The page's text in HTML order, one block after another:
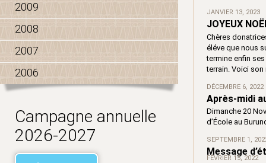
2009
2008
2007
2006
Campagne annuelle
2026-2027
JANVIER 13, 2023
JOYEUX
Chères
éléve que nous
termine enfin
terrain. Voici
DÉCEMBRE 6, 2022
Après-midi
Dimanche 20
d’École au
SEPTEMBRE 1,
Message
FÉVRIER 15, 2022